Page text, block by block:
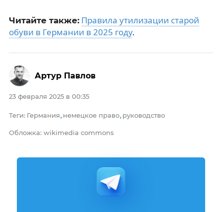
Читайте также: Правила утилизации старой
обуви в Германии в 2025 году.
23 февраля 2025 в 00:35
Теги: Германия, немецкое право, руководство
Обложка: wikimedia commons
Артур Павлов